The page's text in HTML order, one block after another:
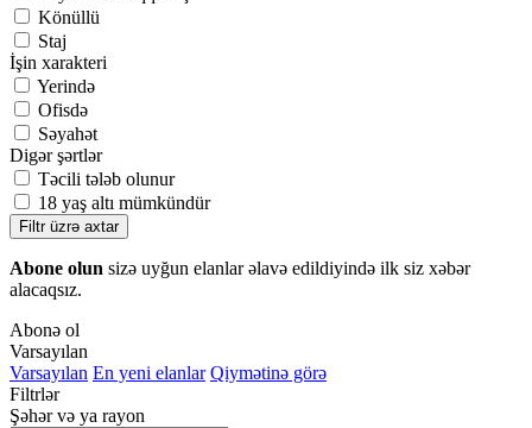
Könüllü
Staj
İşin xarakteri
Yerində
Ofisdə
Səyahət
Digər şərtlər
Təcili tələb olunur
18 yaş altı mümkündür
Filtr üzrə axtar
Abone olun sizə uyğun elanlar əlavə edildiyində ilk siz xəbər
alacaqsız.
Abonə ol
Varsayılan
Varsayılan En yeni elanlar Qiymətinə görə
Filtrlər
Şəhər və ya rayon